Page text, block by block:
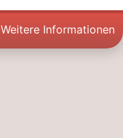
Weitere Informationen